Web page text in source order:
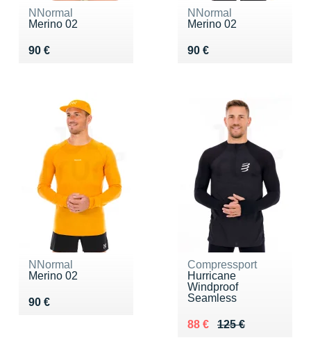
NNormal
Merino 02
90 €
Vendu 90 €
NNormal
Merino 02
90 €
Vendu 90 €
NNormal
Merino 02
90 €
Vendu 90 €
Compressport
Hurricane
Windproof
Seamless
125 €
Au lieu de 125 €
88 €
Vendu 88 €